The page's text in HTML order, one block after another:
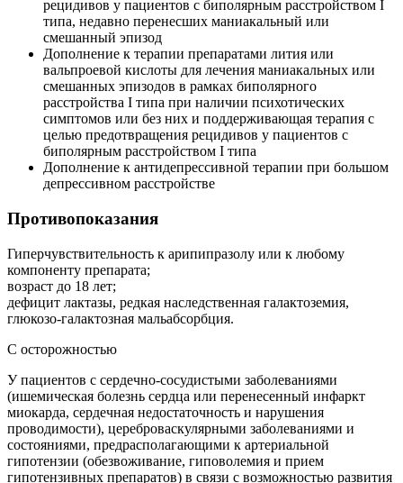
рецидивов у пациентов с биполярным расстройством I
типа, недавно перенесших маниакальный или
смешанный эпизод
Дополнение к терапии препаратами лития или
вальпроевой кислоты для лечения маниакальных или
смешанных эпизодов в рамках биполярного
расстройства I типа при наличии психотических
симптомов или без них и поддерживающая терапия с
целью предотвращения рецидивов у пациентов с
биполярным расстройством I типа
Дополнение к антидепрессивной терапии при большом
депрессивном расстройстве
Противопоказания
Гиперчувствительность к арипипразолу или к любому
компоненту препарата;
возраст до 18 лет;
дефицит лактазы, редкая наследственная галактоземия,
глюкозо-галактозная мальабсорбция.
С осторожностью
У пациентов с сердечно-сосудистыми заболеваниями
(ишемическая болезнь сердца или перенесенный инфаркт
миокарда, сердечная недостаточность и нарушения
проводимости), цереброваскулярными заболеваниями и
состояниями, предрасполагающими к артериальной
гипотензии (обезвоживание, гиповолемия и прием
гипотензивных препаратов) в связи с возможностью развития